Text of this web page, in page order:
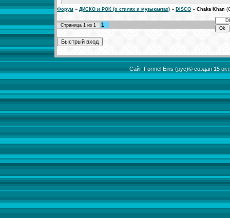
Форум » ДИСКО и РОК (о стилях и музыкантах) » DISCO » Chaka Khan
Страница 1 из 1 1
Сайт Formel Eins (рус)© создан 15